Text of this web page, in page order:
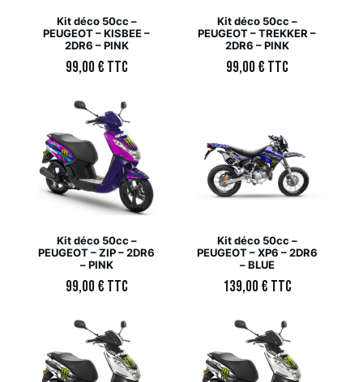
Kit déco 50cc –
PEUGEOT – KISBEE –
2DR6 – PINK
99,00€ TTC
Kit déco 50cc –
PEUGEOT – TREKKER –
2DR6 – PINK
99,00€ TTC
Kit déco 50cc –
PEUGEOT – ZIP – 2DR6
– PINK
99,00€ TTC
Kit déco 50cc –
PEUGEOT – XP6 – 2DR6
– BLUE
139,00€ TTC